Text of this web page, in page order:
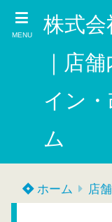
MENU
株式会
｜店
イン
ム
ホーム 店